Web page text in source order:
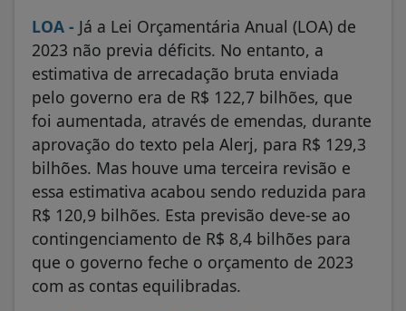
LOA - Já a Lei Orçamentária Anual (LOA) de
2023 não previa déficits. No entanto, a
estimativa de arrecadação bruta enviada
pelo governo era de R$ 122,7 bilhões, que
foi aumentada, através de emendas, durante
aprovação do texto pela Alerj, para R$ 129,3
bilhões. Mas houve uma terceira revisão e
essa estimativa acabou sendo reduzida para
R$ 120,9 bilhões. Esta previsão deve-se ao
contingenciamento de R$ 8,4 bilhões para
que o governo feche o orçamento de 2023
com as contas equilibradas.